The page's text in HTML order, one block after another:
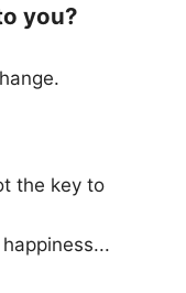
you?
the key to